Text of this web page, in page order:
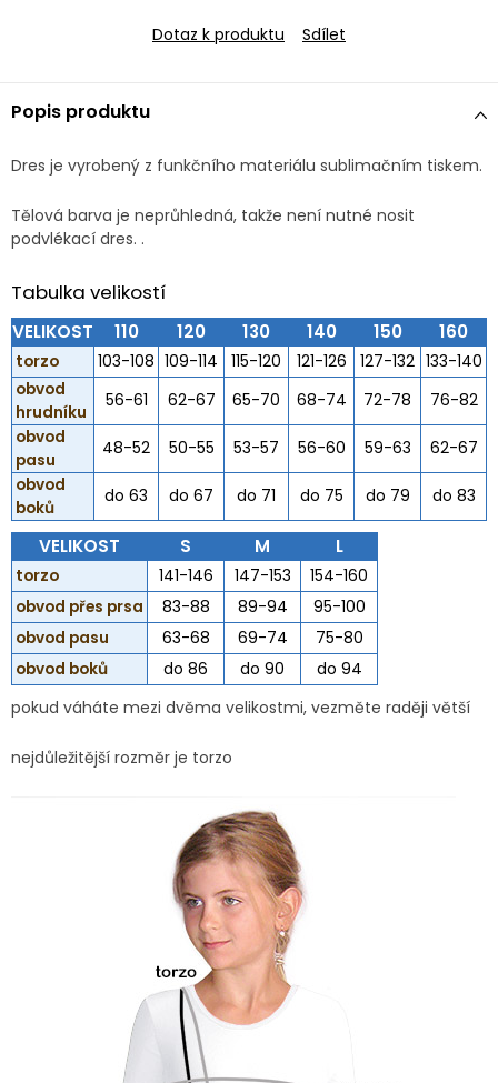
Dotaz k produktu Sdílet
Popis produktu
Dres je vyrobený z funkčního materiálu sublimačním tiskem.
Tělová barva je neprůhledná, takže není nutné nosit
podvlékací dres. .
Tabulka velikostí
VELIKOST 110 120 130 140 150 160
torzo 103-108 109-114 115-120 121-126 127-132 133-140
obvod
hrudníku
56-61 62-67 65-70 68-74 72-78
76-82
obvod
pasu
48-52 50-55 53-57 56-60 59-63
62-67
obvod
boků
do 63 do 67 do 71 do 75 do 79 do 83
VELIKOST S M L
torzo 141-146 147-153
154-160
obvod přes prsa
83-88 89-94
95-100
obvod pasu
63-68 69-74
75-80
obvod boků
do 86 do 90
do 94
pokud váháte mezi dvěma velikostmi, vezměte raději větší
nejdůležitější rozměr je torzo